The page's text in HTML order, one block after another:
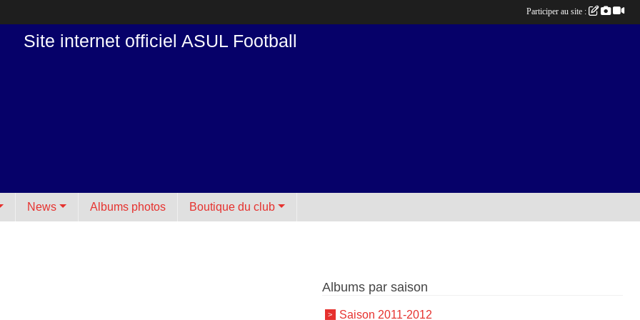
Site internet officiel ASUL Football
News Albums photos Boutique du club
Albums par saison
Saison 2011-2012
Participer au site :